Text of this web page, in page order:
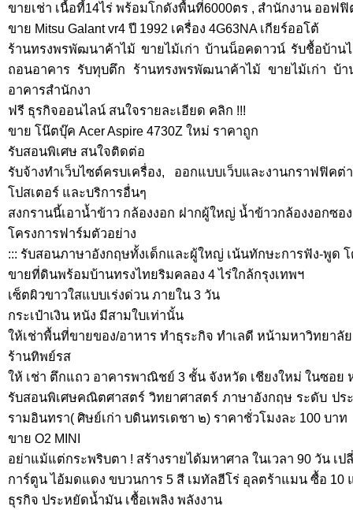
ขายเช่า เนื้อที้14ไร่ พร้อมโกดังพื้นที่6000ตร , สำนักงาน ออฟ
ขาย Mitsu Galant vr4 ปี 1992 เครื่อง 4G63NA เกียร์ออโต้
ร้านทรงพรพัฒนาค้าไม้ ขายไม้เก่า บ้านน็อคดาวน์ รับชื้อบ้าน
ถอนอาคาร รับทุบตึก ร้านทรงพรพัฒนาค้าไม้ ขายไม้เก่า บ้
อาคารสำนักงา
ฟรี ธุรกิจออนไลน์ สนใจรายละเอียด คลิก !!!
ขาย โน๊ตบุ๊ค Acer Aspire 4730Z ใหม่ ราคาถูก
รับสอนพิเศษ สนใจติดต่อ
รับจ้างทำเว็บไซต์ครบเครื่อง, ออกแบบเว็บและงานกราฟฟิค
โปสเตอร์ และบริการอื่นๆ
สงกรานนี้เอาน้ำข้าว กล้องงอก ฝากผู้ใหญ่ น้ำข้าวกล้องงอกซ
โครงการฟาร์มตัวอย่าง
::: รับสอนภาษาอังกฤษทั้งเด็กและผู้ใหญ่ เน้นทักษะการฟัง-พูด โ
ขายที่ดินพร้อมบ้านทรงไทยริมคลอง 4 ไร่ใกล้กรุงเทพฯ
เซ็ตผิวขาวใสแบบเร่งด่วน ภายใน 3 วัน
กระเป๋าเงิน หนัง มีสามใบเท่านั้น
ให้เช่าพื้นที่ขายของ/อาหาร ทำธุระกิจ ทำเลดี หน้ามหาวิทยาลั
ร้านทิพย์รส
ให้ เช่า ตึกแถว อาคารพาณิชย์ 3 ชั้น จังหวัด เชียงใหม่ ในซอย
รับสอนพิเศษคณิตศาสตร์ วิทยาศาสตร์ ภาษาอังกฤษ ระดับ ป
รามอินทรา( ศิษย์เก่า บดินทรเดชา ๒) ราคาชั่วโมงละ 100 บาท
ขาย O2 MINI
อย่าแม้แต่กระพริบตา ! สร้างรายได้มหาศาล ในเวลา 90 วัน
การ์ตูน ไอ้มดแดง ขบวนการ 5 สี เมทัลฮีโร่ อุลตร้าแมน ซื้อ 10
ธุรกิจ ประหยัดน้ำมัน เชื้อเพลิง พลังงาน